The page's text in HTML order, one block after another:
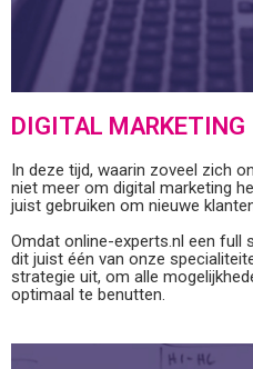
DIGITAL MARKETING
In deze tijd, waarin zoveel zich
niet meer om digital marketing
juist gebruiken om nieuwe
Omdat online-experts.nl een full
dit juist één van onze
strategie uit, om alle
optimaal te benutten.